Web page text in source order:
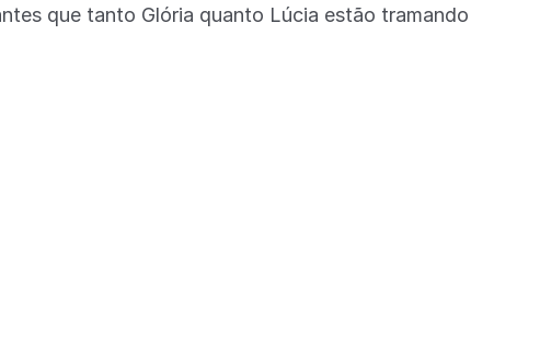
que tanto Glória quanto Lúcia estão tramando